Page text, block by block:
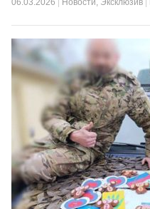
06.03.2026 Новости, Эксклюзив